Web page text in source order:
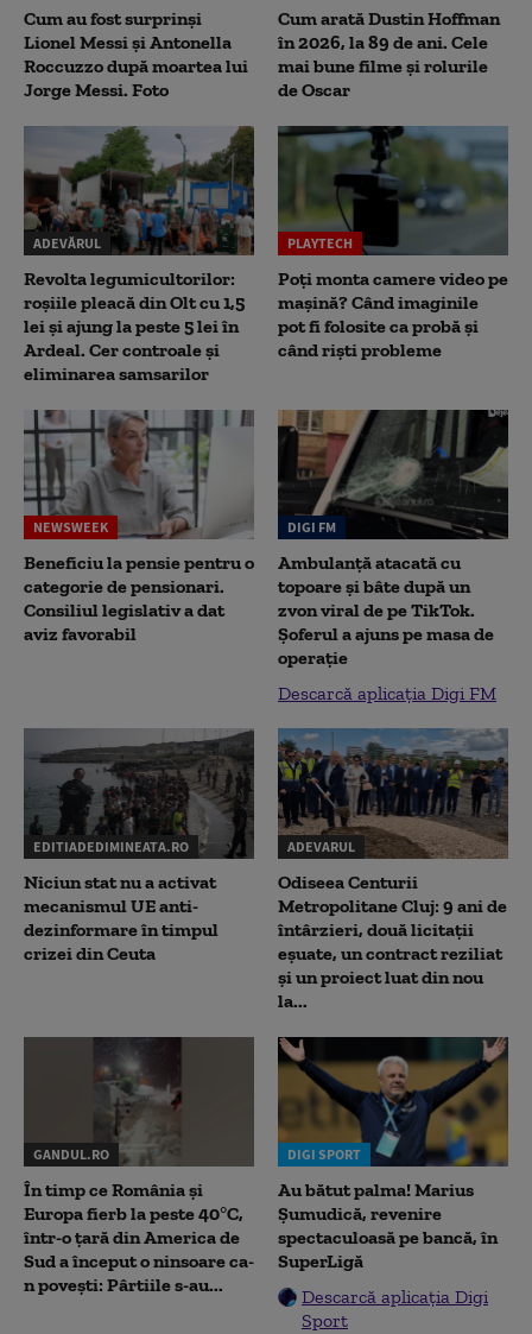
Cum au fost surprinși
Lionel Messi și Antonella
Roccuzzo după moartea lui
Jorge Messi. Foto
Cum arată Dustin Hoffman
în 2026, la 89 de ani. Cele
mai bune filme și rolurile
de Oscar
ADEVĂRUL
Revolta legumicultorilor:
roșiile pleacă din Olt cu 1,5
lei și ajung la peste 5 lei în
Ardeal. Cer controale și
eliminarea samsarilor
PLAYTECH
Poți monta camere video pe
mașină? Când imaginile
pot fi folosite ca probă și
când riști probleme
NEWSWEEK
Beneficiu la pensie pentru o
categorie de pensionari.
Consiliul legislativ a dat
aviz favorabil
DIGI FM
Ambulanță atacată cu
topoare și bâte după un
zvon viral de pe TikTok.
Șoferul a ajuns pe masa de
operație
Descarcă aplicația Digi FM
EDITIADEDIMINEATA.RO
Niciun stat nu a activat
mecanismul UE anti-
dezinformare în timpul
crizei din Ceuta
ADEVARUL
Odiseea Centurii
Metropolitane Cluj: 9 ani de
întârzieri, două licitații
eșuate, un contract reziliat
și un proiect luat din nou
la...
GANDUL.RO
În timp ce România și
Europa fierb la peste 40°C,
într-o țară din America de
Sud a început o ninsoare ca-
n povești: Pârtiile s-au...
DIGI SPORT
Au bătut palma! Marius
Șumudică, revenire
spectaculoasă pe bancă, în
SuperLigă
Descarcă aplicația Digi
Sport